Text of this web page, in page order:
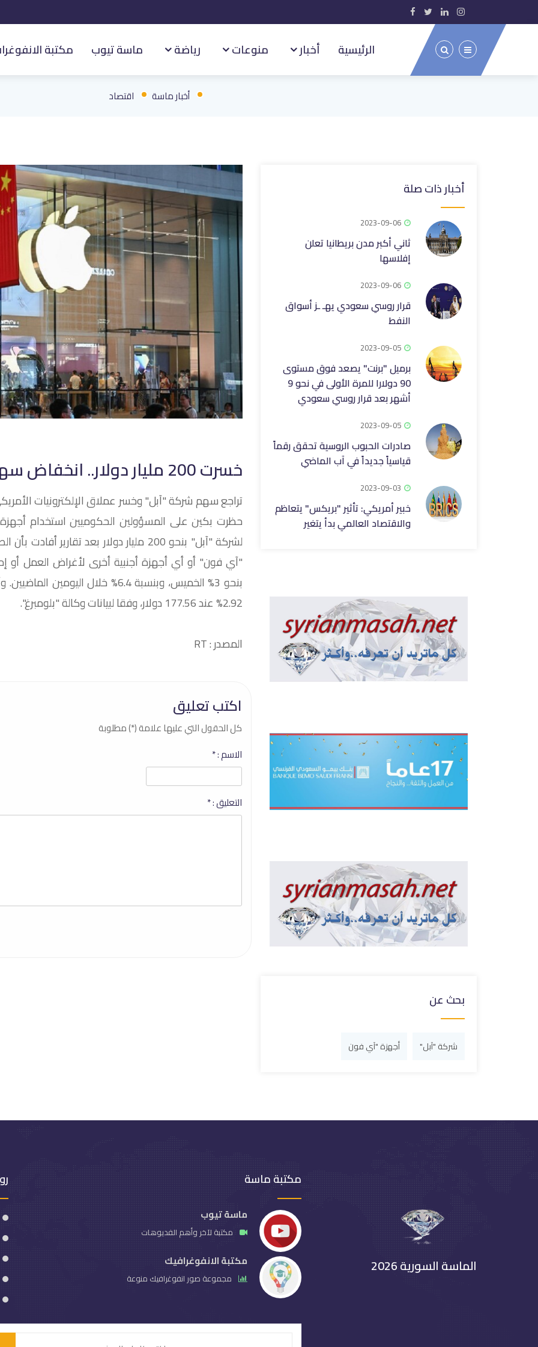
الرئيسية أخبار منوعات رياضة ماسة تيوب مكتبة
أخبار ماسة اقتصاد
خسرت 200 مليار دولار.. انخفاض سهم "آبل" بعد إجراءات صينية
لشركة "آبل" بنحو 200 مليار دولار بعد
"آي فون" أو أي أجهزة أجنبية أخرى لأغراض العمل
بنحو 3% الخميس، وبنسبة 6.4%
2.92% عند 177.56 دولار، وفقا لبيانات وكالة "بلومبرغ".
المصدر : RT
اكتب تعليق
كل الحقول التي عليها علامة (*) مطلوبة
الاسم :*
التعليق :*
أخبار ذات صلة
2023-09-06
ثاني أكبر مدن بريطانيا تعلن
إفلاسها
2023-09-06
قرار روسي سعودي يهـ ـز أسواق
النفط
2023-09-05
برميل "برنت" يصعد فوق مستوى
90 دولارا للمرة الأولى في نحو 9
أشهر بعد قرار روسي سعودي
2023-09-05
صادرات الحبوب الروسية تحقق رقماً
قياسياً جديداً في آب الماضي
2023-09-03
خبير أمريكي: تأثير "بريكس" يتعاظم
والاقتصاد العالمي بدأ يتغير
بحث عن
شركة "آبل" أجهزة "آي فون
الماسة السورية 2026
مكتبة ماسة
ماسة تيوب
مكتبة لآخر وأهم الفديوهات
مكتبة الانفوغرافيك
مجموعة صور انفوغرافيك منوعة